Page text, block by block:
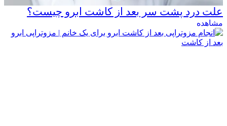
علت درد پشت سر بعد از کاشت ابرو چیست؟
مشاهده